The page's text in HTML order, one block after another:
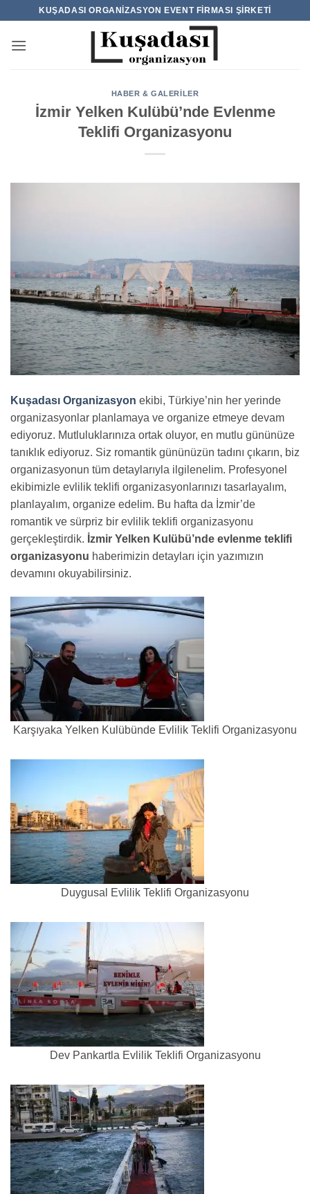
KUŞADASI ORGANIZASYON EVENT FIRMASI ŞIRKETI
HABER & GALERILER
İzmir Yelken Kulübü’nde Evlenme
Teklifi Organizasyonu
Kuşadası Organizasyon ekibi, Türkiye’nin her yerinde
organizasyonlar planlamaya ve organize etmeye devam
ediyoruz. Mutluluklarınıza ortak oluyor, en mutlu gününüze
tanıklık ediyoruz. Siz romantik gününüzün tadını çıkarın, biz
organizasyonun tüm detaylarıyla ilgilenelim. Profesyonel
ekibimizle evlilik teklifi organizasyonlarınızı tasarlayalım,
planlayalım, organize edelim. Bu hafta da İzmir’de
romantik ve sürpriz bir evlilik teklifi organizasyonu
gerçekleştirdik. İzmir Yelken Kulübü’nde evlenme teklifi
organizasyonu haberimizin detayları için yazımızın
devamını okuyabilirsiniz.
Karşıyaka Yelken Kulübünde Evlilik Teklifi Organizasyonu
Duygusal Evlilik Teklifi Organizasyonu
Dev Pankartla Evlilik Teklifi Organizasyonu